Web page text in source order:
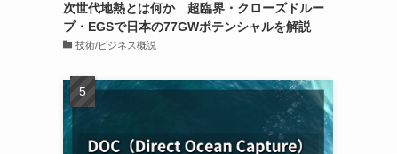
次世代地熱とは何か 超臨界・クローズドルー
プ・EGSで日本の77GWポテンシャルを解説
技術/ビジネス概説